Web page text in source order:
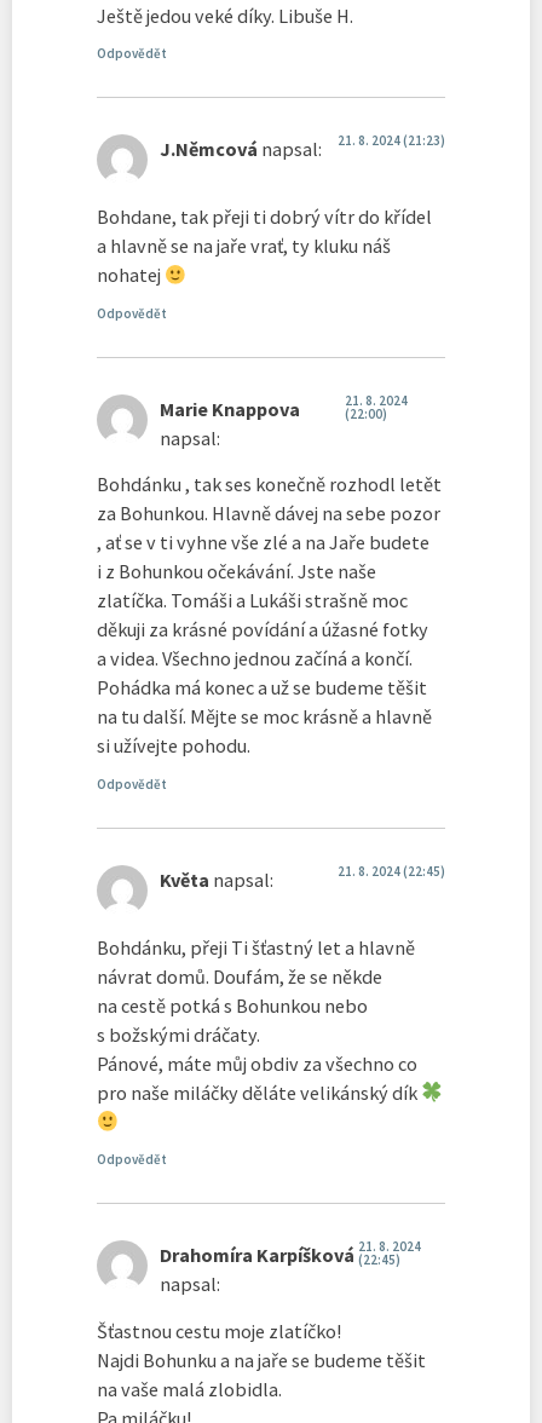
Ještě jedou veké díky. Libuše H.
Odpovědět
J.Němcová napsal: 21. 8. 2024 (21:23)
Bohdane, tak přeji ti dobrý vítr do křídel
a hlavně se na jaře vrať, ty kluku náš
nohatej
Odpovědět
Marie Knappova
napsal:
21. 8. 2024
(22:00)
Bohdánku , tak ses konečně rozhodl letět
za Bohunkou. Hlavně dávej na sebe pozor
, ať se v ti vyhne vše zlé a na Jaře budete
i z Bohunkou očekávání. Jste naše
zlatíčka. Tomáši a Lukáši strašně moc
děkuji za krásné povídání a úžasné fotky
a videa. Všechno jednou začíná a končí.
Pohádka má konec a už se budeme těšit
na tu další. Mějte se moc krásně a hlavně
si užívejte pohodu.
Odpovědět
Květa napsal: 21. 8. 2024 (22:45)
Bohdánku, přeji Ti šťastný let a hlavně
návrat domů. Doufám, že se někde
na cestě potká s Bohunkou nebo
s božskými dráčaty.
Pánové, máte můj obdiv za všechno co
pro naše miláčky děláte velikánský dík
Odpovědět
Drahomíra Karpíšková
napsal:
21. 8. 2024
(22:45)
Šťastnou cestu moje zlatíčko!
Najdi Bohunku a na jaře se budeme těšit
na vaše malá zlobidla.
Pa miláčku!